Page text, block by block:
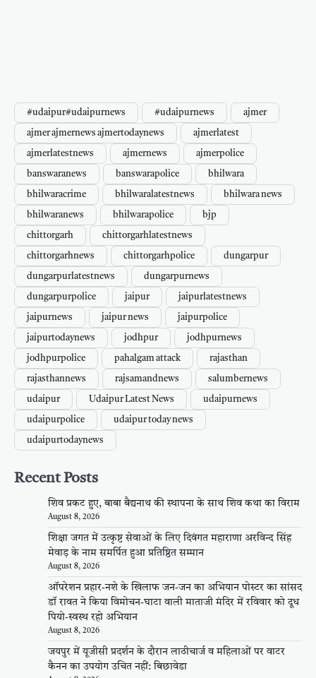
#udaipur#udaipurnews #udaipurnews ajmer
ajmer ajmernews ajmertodaynews ajmerlatest
ajmerlatestnews ajmernews ajmerpolice
banswaranews banswarapolice bhilwara
bhilwaracrime bhilwaralatestnews bhilwara news
bhilwaranews bhilwarapolice bjp
chittorgarh chittorgarhlatestnews
chittorgarhnews chittorgarhpolice dungarpur
dungarpurlatestnews dungarpurnews
dungarpurpolice jaipur jaipurlatestnews
jaipurnews jaipur news jaipurpolice
jaipurtodaynews jodhpur jodhpurnews
jodhpurpolice pahalgam attack rajasthan
rajasthannews rajsamandnews salumbernews
udaipur Udaipur Latest News udaipurnews
udaipurpolice udaipur today news
udaipurtodaynews
Recent Posts
शिव प्रकट हुए, बाबा बैद्यनाथ की स्थापना के साथ शिव कथा का विराम
August 8, 2026
शिक्षा जगत में उत्कृष्ट सेवाओं के लिए दिवंगत महाराणा अरविन्द सिंह
मेवाड़ के नाम समर्पित हुआ प्रतिष्ठित सम्मान
August 8, 2026
ऑपरेशन प्रहार-नशे के खिलाफ जन-जन का अभियान पोस्टर का सांसद
डॉ रावत ने किया विमोचन-घाटा वाली माताजी मंदिर में रविवार को दूध
पियो-स्वस्थ रहो अभियान
August 8, 2026
जयपुर में यूजीसी प्रदर्शन के दौरान लाठीचार्ज व महिलाओं पर वाटर
कैनन का उपयोग उचित नहीं: बिछावेडा